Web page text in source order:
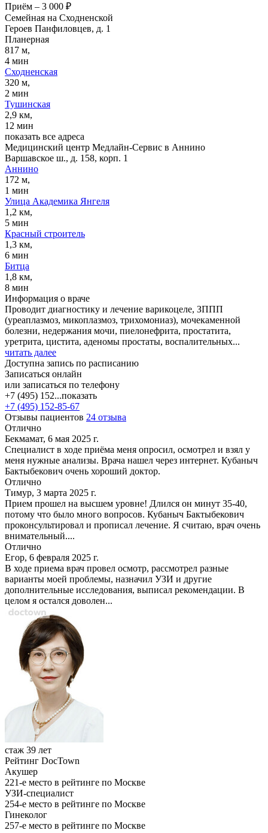
Приём – 3 000 ₽
Семейная на Сходненской
Героев Панфиловцев, д. 1
Планерная
817 м,
4 мин
Сходненская
320 м,
2 мин
Тушинская
2,9 км,
12 мин
показать все адреса
Медицинский центр Медлайн-Сервис в Аннино
Варшавское ш., д. 158, корп. 1
Аннино
172 м,
1 мин
Улица Академика Янгеля
1,2 км,
5 мин
Красный строитель
1,3 км,
6 мин
Битца
1,8 км,
8 мин
Информация о враче
Проводит диагностику и лечение варикоцеле, ЗППП
(уреаплазмоз, микоплазмоз, трихомониаз), мочекаменной
болезни, недержания мочи, пиелонефрита, простатита,
уретрита, цистита, аденомы простаты, воспалительных...
читать далее
Доступна запись по расписанию
Записаться онлайн
или записаться по телефону
+7 (495) 152...показать
+7 (495) 152-85-67
Отзывы пациентов 24 отзыва
Отлично
Бекмамат, 6 мая 2025 г.
Специалист в ходе приёма меня опросил, осмотрел и взял у
меня нужные анализы. Врача нашел через интернет. Кубаныч
Бактыбекович очень хороший доктор.
Отлично
Тимур, 3 марта 2025 г.
Прием прошел на высшем уровне! Длился он минут 35-40,
потому что было много вопросов. Кубаныч Бактыбекович
проконсультировал и прописал лечение. Я считаю, врач очень
внимательный....
Отлично
Егор, 6 февраля 2025 г.
В ходе приема врач провел осмотр, рассмотрел разные
варианты моей проблемы, назначил УЗИ и другие
дополнительные исследования, выписал рекомендации. В
целом я остался доволен...
стаж 39 лет
Рейтинг DocTown
Акушер
221-е место в рейтинге по Москве
УЗИ-специалист
254-е место в рейтинге по Москве
Гинеколог
257-е место в рейтинге по Москве